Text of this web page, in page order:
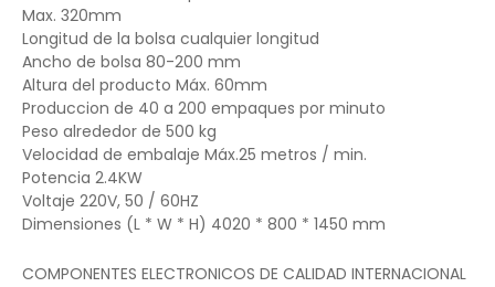
Max. 320mm
Longitud de la bolsa cualquier longitud
Ancho de bolsa 80-200 mm
Altura del producto Máx. 60mm
Produccion de 40 a 200 empaques por minuto
Peso alrededor de 500 kg
Velocidad de embalaje Máx.25 metros / min.
Potencia 2.4KW
Voltaje 220V, 50 / 60HZ
Dimensiones (L * W * H) 4020 * 800 * 1450 mm
COMPONENTES ELECTRONICOS DE CALIDAD INTERNACIONAL